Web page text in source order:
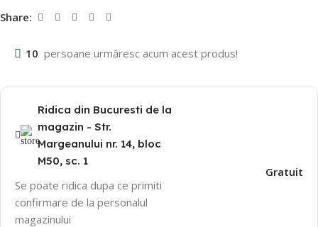
Share:
10 persoane urmăresc acum acest produs!
Ridica din Bucuresti de la
magazin - Str.
Margeanului nr. 14, bloc
M50, sc. 1
Se poate ridica dupa ce primiti
confirmare de la personalul
magazinului
Gratuit